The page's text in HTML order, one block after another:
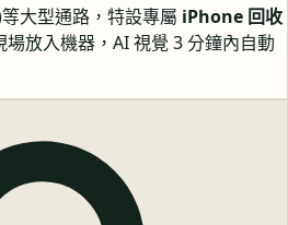
大型通路，特設專屬 iPhone 回收
場放入機器，AI 視覺 3 分鐘內自動